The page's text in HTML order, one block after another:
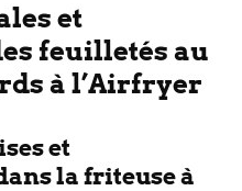
et
feuilletés au
à l’Airfryer
et
la friteuse à